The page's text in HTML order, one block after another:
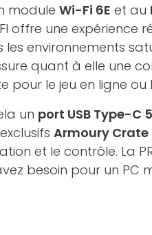
module Wi-Fi 6E et au
offre une expérience
les environnements
quant à elle une
pour le jeu en ligne
un port USB Type-C
Armoury Crate
et le contrôle. La
besoin pour un PC